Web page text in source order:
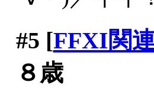
#5 [FFXI関連
８歳